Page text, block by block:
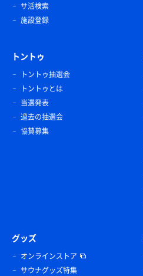
サ活検索
施設登録
トントゥ
トントゥ抽選会
トントゥとは
当選発表
過去の抽選会
協賛募集
グッズ
オンラインストア
サウナグッズ特集